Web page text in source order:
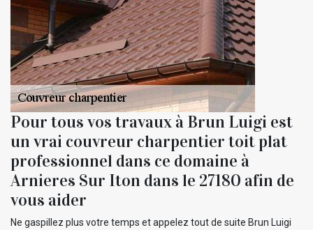
Pour tous vos travaux à Brun Luigi est
un vrai couvreur charpentier toit plat
professionnel dans ce domaine à
Arnieres Sur Iton dans le 27180 afin de
vous aider
Ne gaspillez plus votre temps et appelez tout de suite Brun Luigi